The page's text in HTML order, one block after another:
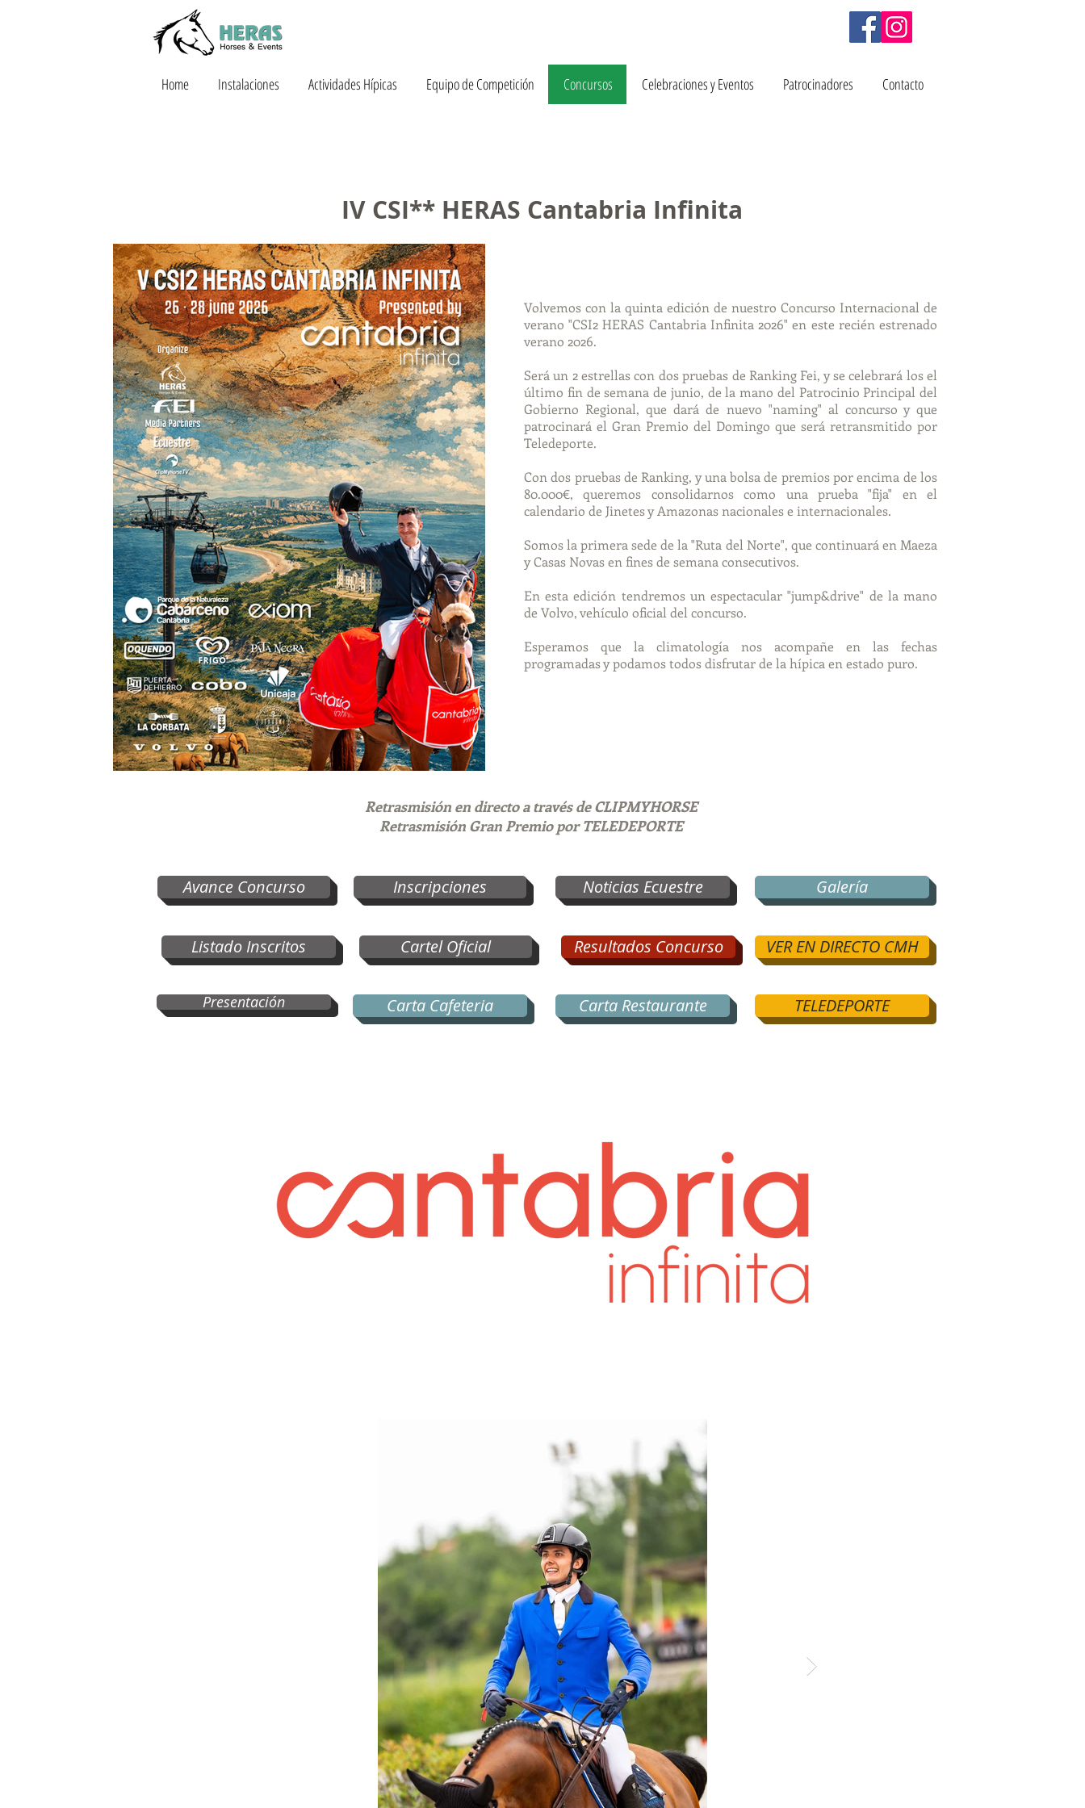
Home Instalaciones Actividades Hípicas Equipo de Competición Concursos Celebraciones y Eventos Patrocinadores Contacto
IV CSI** HERAS Cantabria Infinita
Volvemos con la quinta edición de nuestro Concurso Internacional de
verano "CSI2 HERAS Cantabria Infinita 2026" en este recién estrenado
verano 2026.
Será un 2 estrellas con dos pruebas de Ranking Fei, y se celebrará los el
último fin de semana de junio, de la mano del Patrocinio Principal del
Gobierno Regional, que dará de nuevo "naming" al concurso y que
patrocinará el Gran Premio del Domingo que será retransmitido por
Teledeporte.
Con dos pruebas de Ranking, y una bolsa de premios por encima de los
80.000€, queremos consolidarnos como una prueba "fija" en el
calendario de Jinetes y Amazonas nacionales e internacionales.
Somos la primera sede de la "Ruta del Norte", que continuará en Maeza
y Casas Novas en fines de semana consecutivos.
En esta edición tendremos un espectacular "jump&drive" de la mano
de Volvo, vehículo oficial del concurso.
Esperamos que la climatología nos acompañe en las fechas
programadas y podamos todos disfrutar de la hípica en estado puro.
Retrasmisión en directo a través de CLIPMYHORSE
Retrasmisión Gran Premio por TELEDEPORTE
Avance Concurso Inscripciones Noticias Ecuestre Galería
Listado Inscritos Cartel Oficial Resultados Concurso VER EN DIRECTO CMH
Presentación Carta Cafeteria Carta Restaurante TELEDEPORTE